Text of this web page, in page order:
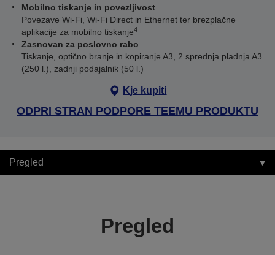
Mobilno tiskanje in povezljivost
Povezave Wi-Fi, Wi-Fi Direct in Ethernet ter brezplačne
aplikacije za mobilno tiskanje4
Zasnovan za poslovno rabo
Tiskanje, optično branje in kopiranje A3, 2 sprednja pladnja A3
(250 l.), zadnji podajalnik (50 l.)
Kje kupiti
ODPRI STRAN PODPORE TEEMU PRODUKTU
Pregled
Pregled